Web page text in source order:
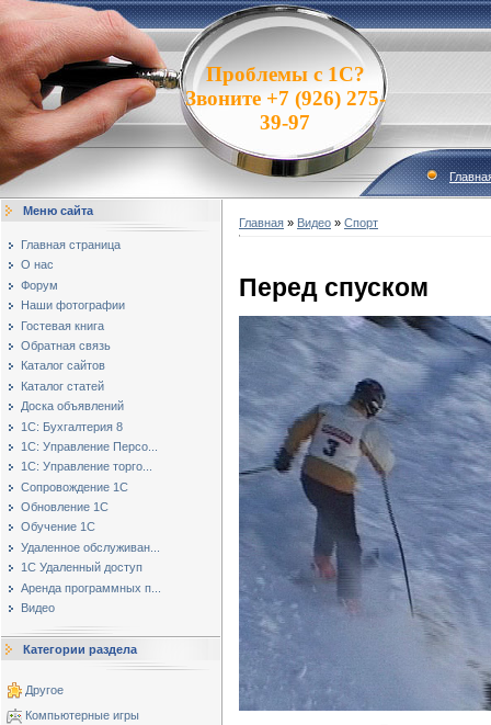
Проблемы с 1С?
Звоните +7 (926) 275-
39-97
Меню сайта
Главная страница
О нас
Форум
Наши фотографии
Гостевая книга
Обратная связь
Каталог сайтов
Каталог статей
Доска объявлений
1С: Бухгалтерия 8
1С: Управление Персо...
1С: Управление торго...
Сопровождение 1С
Обновление 1С
Обучение 1С
Удаленное обслуживан...
1С Удаленный доступ
Аренда программных п...
Видео
Категории раздела
Другое
Компьютерные игры
Главная » Видео » Спорт
Перед спуском